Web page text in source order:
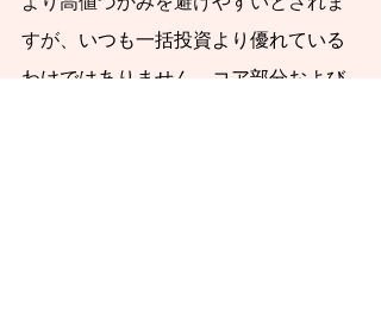
すが、 いつも一括投資より優れている
わけではありません。コア部分および